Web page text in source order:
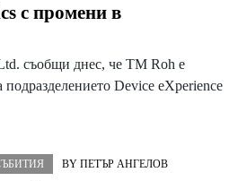
с промени в
съобщи днес, че ТМ Roh е
подразделението Device eXperience
BY ПЕТЪР АНГЕЛОВ